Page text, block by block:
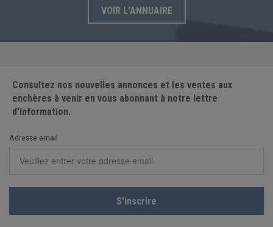
BORGWARD
BRABUS BRICKLIN BRISTOL BSA
BUGGY MEYERS MANX
C.G.V.
CG CHALMERS CHECKER
CHENARD ET WALCKER CHENARD ET WALKER
VOIR L'ANNUAIRE
Consultez nos nouvelles annonces et les ventes aux
enchères à venir en vous abonnant à notre lettre
d'information.
Adresse email